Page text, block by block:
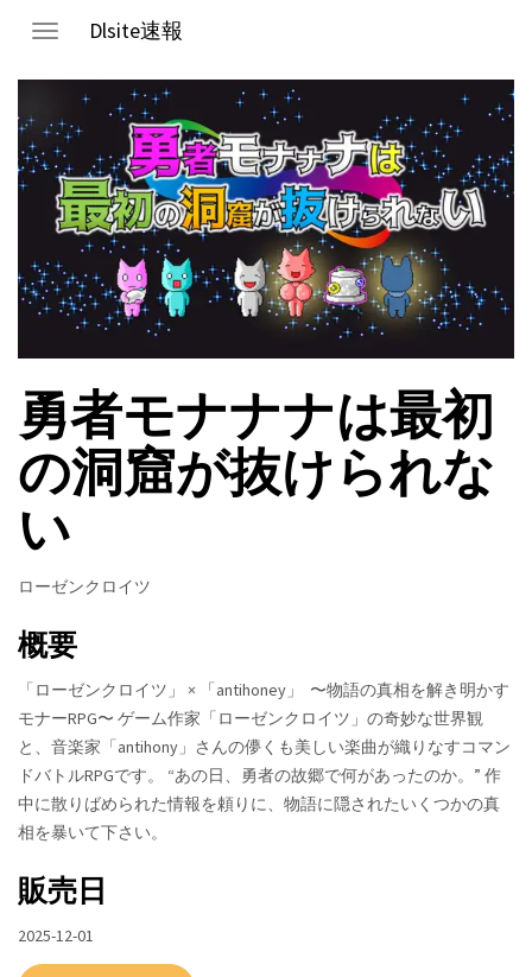
ToggleDlsite速報
勇者モナナナは最初
の洞窟が抜けられな
い
ローゼンクロイツ
概要
「ローゼンクロイツ」 × 「antihoney」 〜物語の真相を解き明かす
モナーRPG〜 ゲーム作家「ローゼンクロイツ」の奇妙な世界観
と、音楽家「antihony」さんの儚くも美しい楽曲が織りなすコマン
ドバトルRPGです。 “あの日、勇者の故郷で何があったのか。” 作
中に散りばめられた情報を頼りに、物語に隠されたいくつかの真
相を暴いて下さい。
販売日
2025-12-01